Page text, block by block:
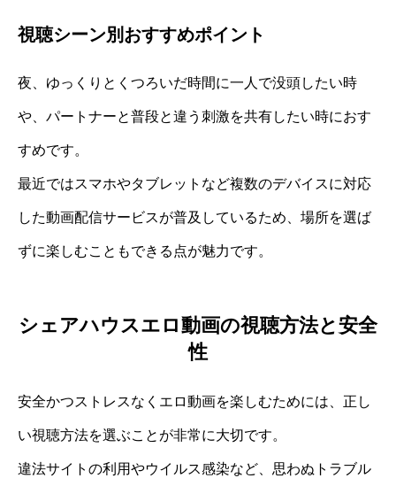
視聴シーン別おすすめポイント
夜、ゆっくりとくつろいだ時間に一人で没頭したい時
や、パートナーと普段と違う刺激を共有したい時におす
すめです。
最近ではスマホやタブレットなど複数のデバイスに対応
した動画配信サービスが普及しているため、場所を選ば
ずに楽しむこともできる点が魅力です。
シェアハウスエロ動画の視聴方法と安全
性
安全かつストレスなくエロ動画を楽しむためには、正し
い視聴方法を選ぶことが非常に大切です。
違法サイトの利用やウイルス感染など、思わぬトラブル